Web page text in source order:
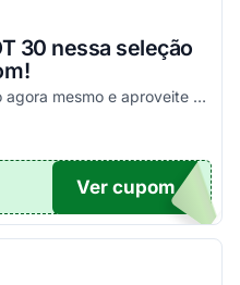
30 nessa seleção
Pegue seu cupom de desconto agora mesmo e aproveite esta incrível oportunidade para economizar nas suas compras com este código!
X50
Ver cupom